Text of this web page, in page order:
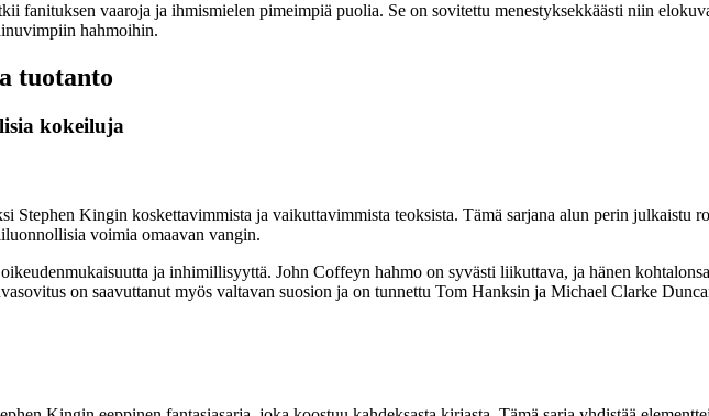
fanituksen vaaroja ja ihmismielen pimeimpiä puolia. Se on sovitettu menestyksekkäästi niin
hahmoihin.
tuotanto
kokeiluja
Stephen Kingin koskettavimmista ja vaikuttavimmista teoksista. Tämä sarjana alun perin julkaistu
voimia omaavan vangin.
ja inhimillisyyttä. John Coffeyn hahmo on syvästi liikuttava, ja hänen
on saavuttanut myös valtavan suosion ja on tunnettu Tom Hanksin ja Michael Clarke